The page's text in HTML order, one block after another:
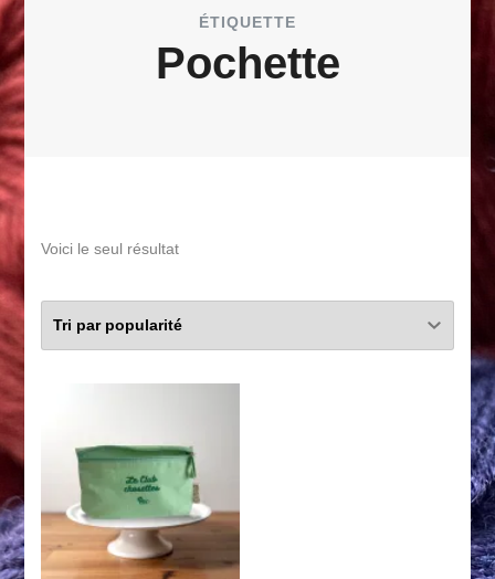
ÉTIQUETTE
Pochette
Voici le seul résultat